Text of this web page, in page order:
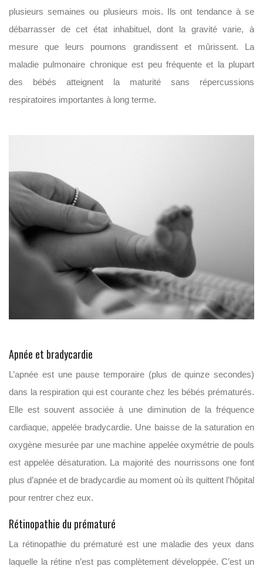
plusieurs semaines ou plusieurs mois. Ils ont tendance à se
débarrasser de cet état inhabituel, dont la gravité varie, à
mesure que leurs poumons grandissent et mûrissent. La
maladie pulmonaire chronique est peu fréquente et la plupart
des bébés atteignent la maturité sans répercussions
respiratoires importantes à long terme.
Apnée et bradycardie
L’apnée est une pause temporaire (plus de quinze secondes)
dans la respiration qui est courante chez les bébés prématurés.
Elle est souvent associée à une diminution de la fréquence
cardiaque, appelée bradycardie. Une baisse de la saturation en
oxygène mesurée par une machine appelée oxymétrie de pouls
est appelée désaturation. La majorité des nourrissons one font
plus d’apnée et de bradycardie au moment où ils quittent l’hôpital
pour rentrer chez eux.
Rétinopathie du prématuré
La rétinopathie du prématuré est une maladie des yeux dans
laquelle la rétine n’est pas complètement développée. C’est un